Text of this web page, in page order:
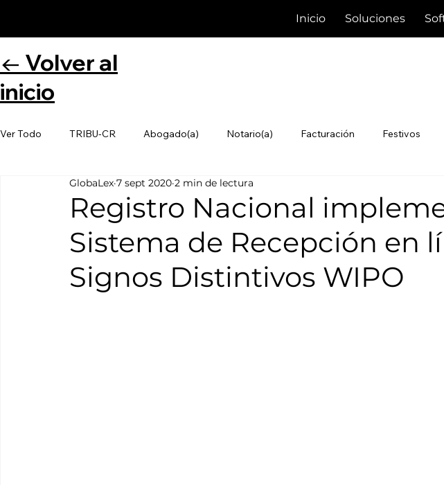
Inicio Soluciones
Ver Todo TRIBU-CR Abogado(a) Notario(a) Facturación Festivos
Registro Nacional
Sistema de Recepción en
Signos Distintivos WIPO
GlobaLex 7 sept 2020 2 min de lectura
← Volver al
inicio